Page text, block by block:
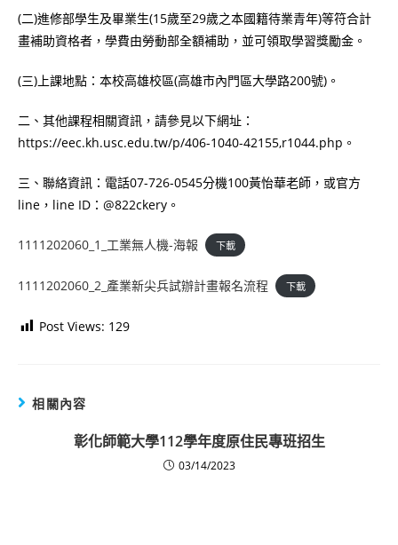
(二)進修部學生及畢業生(15歲至29歲之本國籍待業青年)等符合計
畫補助資格者，學費由勞動部全額補助，並可領取學習獎勵金。
(三)上課地點：本校高雄校區(高雄市內門區大學路200號)。
二、其他課程相關資訊，請參見以下網址：
https://eec.kh.usc.edu.tw/p/406-1040-42155,r1044.php。
三、聯絡資訊：電話07-726-0545分機100黃怡華老師，或官方
line，line ID：@822ckery。
1111202060_1_工業無人機-海報 下載
1111202060_2_產業新尖兵試辦計畫報名流程 下載
Post Views: 129
相關內容
彰化師範大學112學年度原住民專班招生
03/14/2023